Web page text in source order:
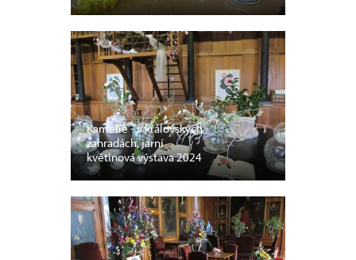
Kamélie - v královských
zahradách, jarní
květinová výstava 2024